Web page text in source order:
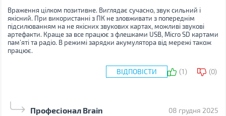
Враження цілком позитивне. Виглядає сучасно, звук сильний і
якісний. При використанні з ПК не зловживати з попереднім
підсилюванням на не якісних звукових картах, можливі звукові
артефакти. Краще за все працює з флешками USB, Micro SD картами
пам’яті та радіо. В режимі зарядки акумулятора від мережі також
працює.
ВІДПОВІСТИ (1) (0)
Професіонал Brain 08 грудня 2025